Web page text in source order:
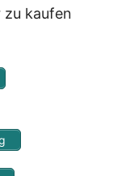
Service!
zu kaufen